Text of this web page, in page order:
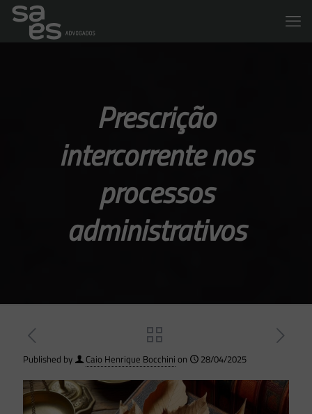
Prescrição
intercorrente nos
processos
administrativos
Published by Caio Henrique Bocchini on 28/04/2025